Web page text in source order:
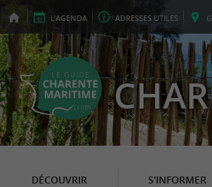
L'AGENDA ADRESSES UTILES
DÉCOUVRIR S'INFORMER